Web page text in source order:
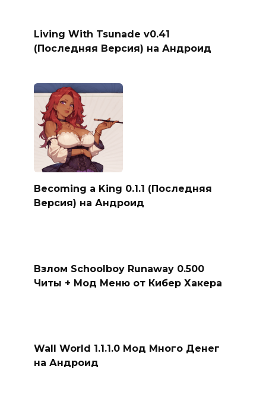
Living With Tsunade v0.41
(Последняя Версия) на Андроид
Becoming a King 0.1.1 (Последняя
Версия) на Андроид
Взлом Schoolboy Runaway 0.500
Читы + Мод Меню от Кибер Хакера
Wall World 1.1.1.0 Мод Много Денег
на Андроид